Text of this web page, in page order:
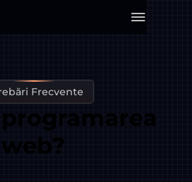
Frecvente
web?